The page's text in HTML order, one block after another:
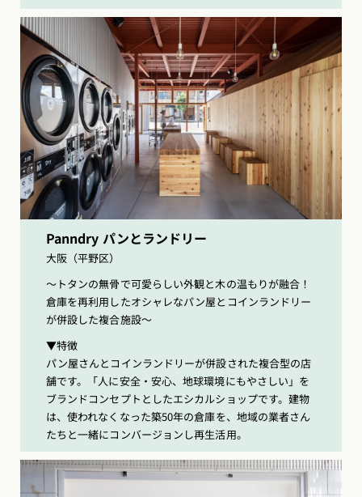
Panndry パンとランドリー
大阪（平野区）
〜トタンの無骨で可愛らしい外観と木の温もりが融合！
倉庫を再利用したオシャレなパン屋とコインランドリー
が併設した複合施設〜
▼特徴
パン屋さんとコインランドリーが併設された複合型の店
舗です。「人に安全・安心、地球環境にもやさしい」を
ブランドコンセプトとしたエシカルショップです。建物
は、使われなくなった築50年の倉庫を、地域の業者さん
たちと一緒にコンバージョンし再生活用。